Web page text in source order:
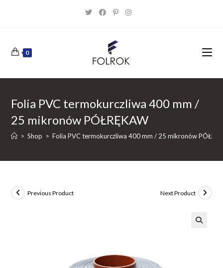
0
Folia PVC termokurczliwa 400 mm /
25 mikronów PÓŁRĘKAW
> Shop > Folia PVC termokurczliwa 400 mm / 25 mikronów
Previous Product Next Product